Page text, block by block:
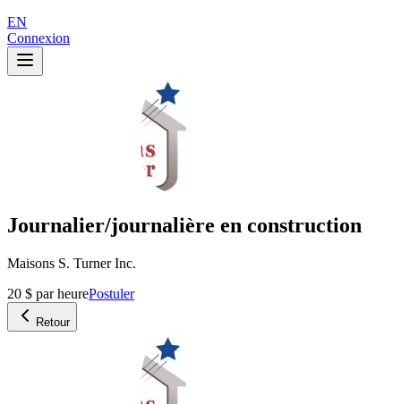
EN
Connexion
Journalier/journalière en construction
Maisons S. Turner Inc.
20 $ par heurePostuler
Retour